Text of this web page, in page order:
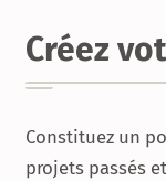
Créez
Constituez un
projets passés